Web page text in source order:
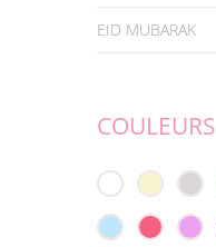
EID MUBARAK
COULEURS